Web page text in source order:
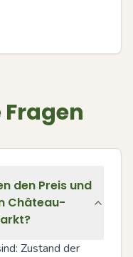
den Preis und
Château-
Zustand der